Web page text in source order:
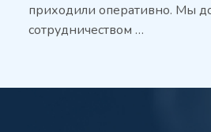
приходили оперативно. Мы
сотрудничеством …